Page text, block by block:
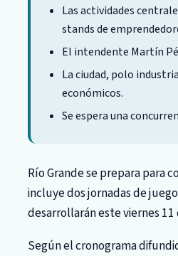
Las actividades
stands de
El intendente Martín
La ciudad, polo
económicos.
Se espera una
Río Grande se prepara para
incluye dos jornadas de
desarrollarán este viernes
Según el cronograma